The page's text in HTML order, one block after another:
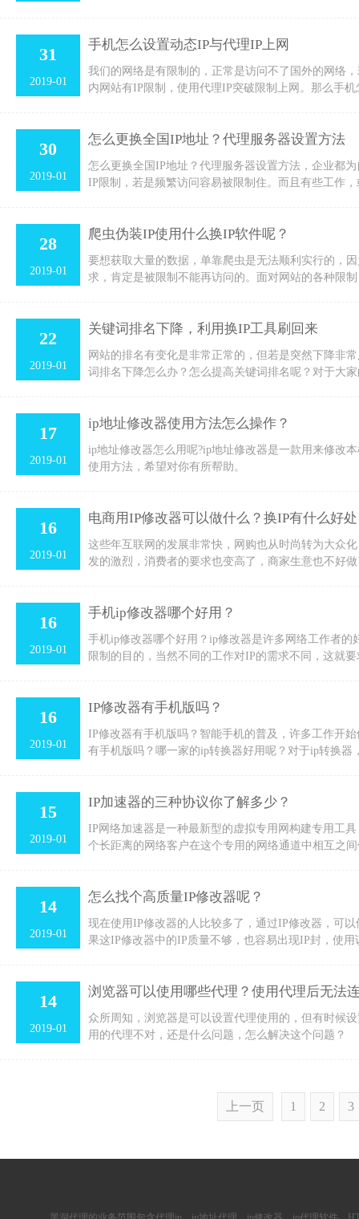
31
2019-01
手机怎么设置动态IP与代理IP上网
我们的网络是有限制的，正常是访问不了国外的网络
内网站有IP限制，使用代理IP突破限制上网。那么手
30
2019-01
怎么更换全国IP地址？代理服务器设置方法
怎么更换全国IP地址？代理服务器设置方法，企业都
IP限制，若是频繁访问容易被限制住。而且有些工作
28
2019-01
爬虫伪装IP使用什么换IP软件呢？
要想获取大量的数据，单靠爬虫是无法顺利实行的，
求，肯定是被限制不能再访问的。面对网站的各种限
22
2019-01
关键词排名下降，利用换IP工具刷回来
网站的排名有变化是非常正常的，但若是突然下降非
词排名下降怎么办？怎么提高关键词排名呢？对于大
17
2019-01
ip地址修改器使用方法怎么操作？
ip地址修改器怎么用呢?ip地址修改器是一款用来修改
使用方法，希望对你有所帮助。
16
2019-01
电商用IP修改器可以做什么？换IP有什么好
这些年互联网的发展非常快，网购也从时尚转为大众
发的激烈，消费者的要求也变高了，商家生意也不好
16
2019-01
手机ip修改器哪个好用？
手机ip修改器哪个好用？ip修改器是许多网络工作者
限制的目的，当然不同的工作对IP的需求不同，这就
16
2019-01
IP修改器有手机版吗？
IP修改器有手机版吗？智能手机的普及，许多工作开
有手机版吗？哪一家的ip转换器好用呢？对于ip转换器
15
2019-01
IP加速器的三种协议你了解多少？
IP网络加速器是一种最新型的虚拟专用网构建专用工
个长距离的网络客户在这个专用的网络通道中相互之
14
2019-01
怎么找个高质量IP修改器呢？
现在使用IP修改器的人比较多了，通过IP修改器，可
果这IP修改器中的IP质量不够，也容易出现IP封，使
14
2019-01
浏览器可以使用哪些代理？使用代理后无法
众所周知，浏览器是可以设置代理使用的，但有时候
用的代理不对，还是什么问题，怎么解决这个问题？
上一页 1 2 3